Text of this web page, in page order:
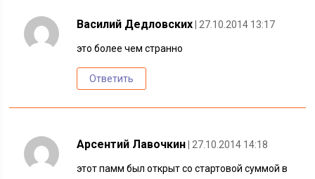
Василий Дедловских | 27.10.2014 13:17
это более чем странно
Ответить
Арсентий Лавочкин | 27.10.2014 14:18
этот памм был открыт со стартовой суммой в